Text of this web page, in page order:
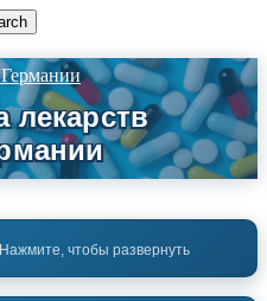
Нажмите, чтобы развернуть